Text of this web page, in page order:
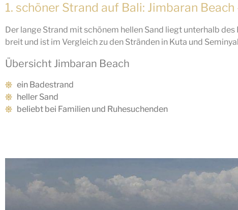
1. schöner Strand auf Bali: Jimbaran
Der lange Strand mit schönem hellen Sand liegt unterhalb
breit und ist im Vergleich zu den Stränden in Kuta und
Übersicht Jimbaran Beach
ein Badestrand
heller Sand
beliebt bei Familien und Ruhesuchenden